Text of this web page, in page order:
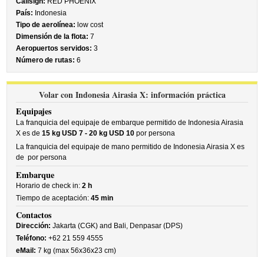
País: Indonesia
Tipo de aerolínea: low cost
Dimensión de la flota: 7
Aeropuertos servidos: 3
Número de rutas: 6
Volar con Indonesia Airasia X: información práctica
Equipajes
La franquicia del equipaje de embarque permitido de Indonesia Airasia
X es de15 kg USD 7 - 20 kg USD 10 por persona
La franquicia del equipaje de mano permitido de Indonesia Airasia X es
de por persona
Embarque
Horario de check in:2 h
Tiempo de aceptación:45 min
Contactos
Dirección: Jakarta (CGK) and Bali, Denpasar (DPS)
Teléfono: +62 21 559 4555
eMail: 7 kg (max 56x36x23 cm)